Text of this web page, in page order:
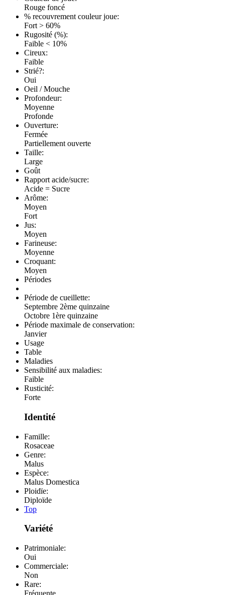
Rouge foncé
% recouvrement couleur joue:
Fort > 60%
Rugosité (%):
Faible < 10%
Cireux:
Faible
Strié?:
Oui
Oeil / Mouche
Profondeur:
Moyenne
Profonde
Ouverture:
Fermée
Partiellement ouverte
Taille:
Large
Goût
Rapport acide/sucre:
Acide = Sucre
Arôme:
Moyen
Fort
Jus:
Moyen
Farineuse:
Moyenne
Croquant:
Moyen
Périodes
Période de cueillette:
Septembre 2ème quinzaine
Octobre 1ère quinzaine
Période maximale de conservation:
Janvier
Usage
Table
Maladies
Sensibilité aux maladies:
Faible
Rusticité:
Forte
Identité
Famille:
Rosaceae
Genre:
Malus
Espèce:
Malus Domestica
Ploidïe:
Diploïde
Top
Variété
Patrimoniale:
Oui
Commerciale:
Non
Rare:
Fréquente